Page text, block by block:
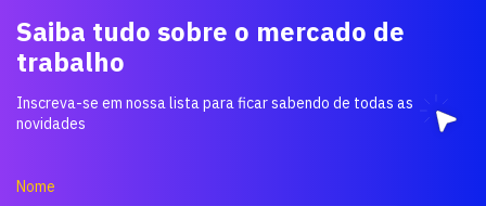
Saiba tudo sobre o mercado de
trabalho
Inscreva-se em nossa lista para ficar sabendo de todas as
novidades
Nome